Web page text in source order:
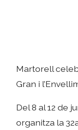
Martorell
Gran i
Del 8 al 12 de
organitza la